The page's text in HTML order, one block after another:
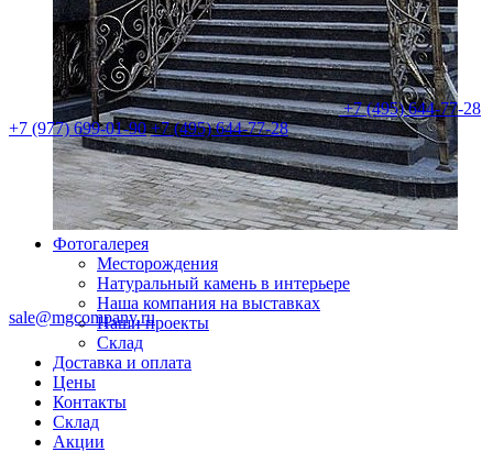
Фотогалерея
Месторождения
Натуральный камень в интерьере
Наша компания на выставках
Наши проекты
Склад
Доставка и оплата
Цены
Контакты
Склад
Акции
+7 (495) 644-77-28
+7 (977) 699-01-90 +7 (495) 644-77-28
sale@mgcompany.ru